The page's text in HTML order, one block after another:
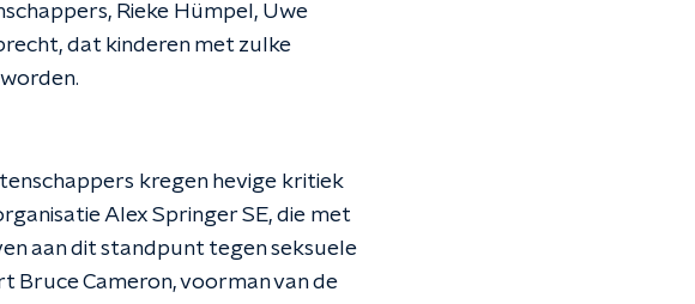
Rieke Hümpel, Uwe
dat kinderen met zulke
kregen hevige kritiek
Alex Springer SE, die met
aan dit standpunt tegen seksuele
Bruce Cameron, voorman van de